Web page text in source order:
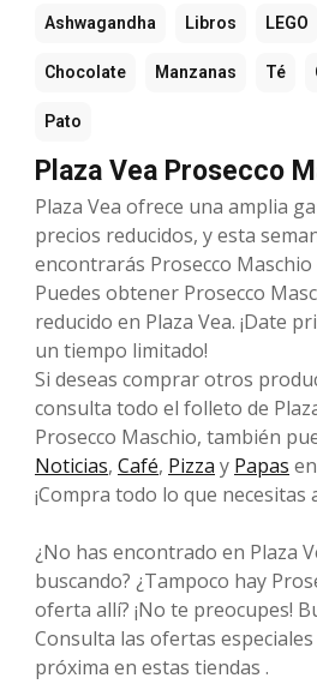
Ashwagandha Libros LEGO
Chocolate Manzanas Té
Pato
Plaza Vea Prosecco
Plaza Vea ofrece una amplia
precios reducidos, y esta
encontrarás Prosecco
Puedes obtener Prosecco
reducido en Plaza Vea. ¡Date
un tiempo limitado!
Si deseas comprar otros
consulta todo el folleto de
Prosecco Maschio, también
Noticias, Café, Pizza y Papas
¡Compra todo lo que necesitas
¿No has encontrado en Plaza
buscando? ¿Tampoco hay
oferta allí? ¡No te preocupes!
Consulta las ofertas
próxima en estas tiendas .